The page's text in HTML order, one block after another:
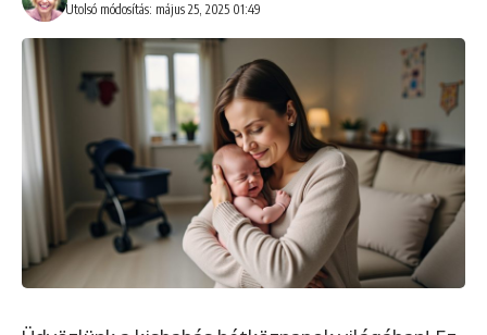
Utolsó módosítás: május 25, 2025 01:49